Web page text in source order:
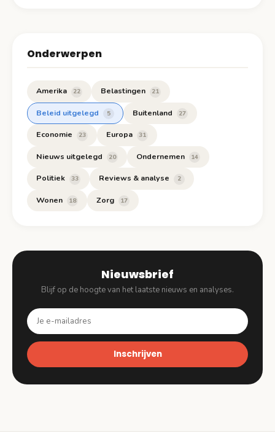
Onderwerpen
Amerika 22 Belastingen 21
Beleid uitgelegd 5 Buitenland 27
Economie 23 Europa 31
Nieuws uitgelegd 20 Ondernemen 14
Politiek 33 Reviews & analyse 2
Wonen 18 Zorg 17
Nieuwsbrief
Blijf op de hoogte van het laatste nieuws en analyses.
Inschrijven